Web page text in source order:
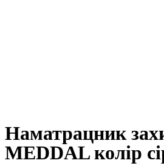
Наматрацник
MEDDAL колір